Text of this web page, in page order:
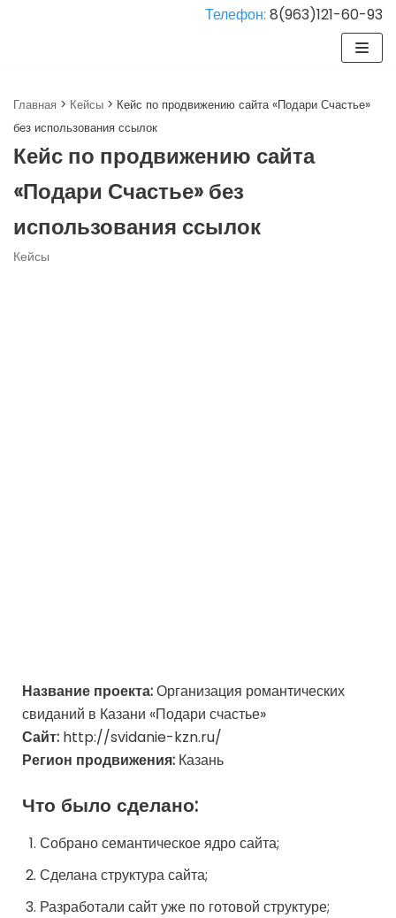
Телефон: 8(963)121-60-93
Главная > Кейсы > Кейс по продвижению сайта «Подари Счастье»
без использования ссылок
Кейс по продвижению сайта
«Подари Счастье» без
использования ссылок
Кейсы
Название проекта:Организация романтических
свиданий в Казани «Подари счастье»
Сайт: http://svidanie-kzn.ru/
Регион продвижения: Казань
Что было сделано:
Собрано семантическое ядро сайта;
Сделана структура сайта;
Разработали сайт уже по готовой структуре;